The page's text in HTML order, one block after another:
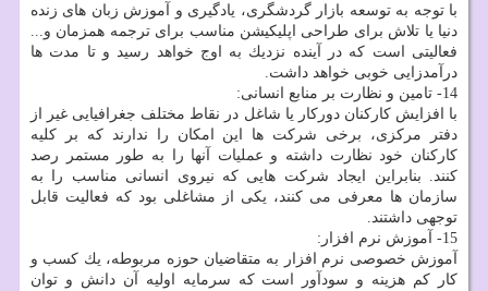
با توجه به توسعه بازار گردشگری، یادگیری و آموزش زبان های زنده
دنیا یا تلاش برای طراحی اپلیكیشن مناسب برای ترجمه همزمان و...
فعالیتی است كه در آینده نزدیك به اوج خواهد رسید و تا مدت ها
درآمدزایی خوبی خواهد داشت.
14- تامین و نظارت بر منابع انسانی:
با افزایش كاركنان دوركار یا شاغل در نقاط مختلف جغرافیایی غیر از
دفتر مركزی، برخی شركت ها این امكان را ندارند كه بر كلیه
كاركنان خود نظارت داشته و عملیات آنها را به طور مستمر رصد
كنند. بنابراین ایجاد شركت هایی كه نیروی انسانی مناسب را به
سازمان ها معرفی می كنند، یكی از مشاغلی بود كه فعالیت قابل
توجهی داشتند.
15- آموزش نرم افزار:
آموزش خصوصی نرم افزار به متقاضیان حوزه مربوطه، یك كسب و
كار كم هزینه و سودآور است كه سرمایه اولیه آن دانش و توان